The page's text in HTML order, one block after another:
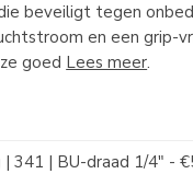
beveiligt tegen
en een grip-
goed Lees meer.